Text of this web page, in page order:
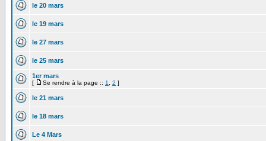
le 20 mars
le 19 mars
le 27 mars
le 25 mars
1er mars
[ Se rendre à la page :: 1 2 ]
le 21 mars
le 18 mars
Le 4 Mars